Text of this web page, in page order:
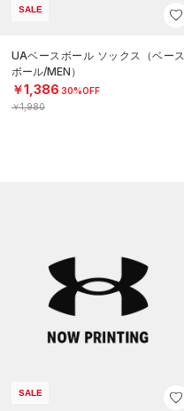
SALE
UAベースボール ソックス（ベース
ボール/MEN）
￥1,386 30%OFF
￥1,980
SALE